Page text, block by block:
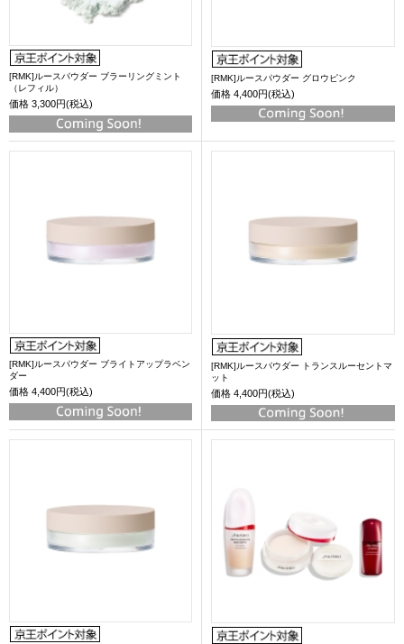
[RMK]ルースパウダー ブラーリングミント
（レフィル）
価格 3,300円(税込)
[RMK]ルースパウダー グロウピンク
価格 4,400円(税込)
[RMK]ルースパウダー ブライトアップラベン
ダー
価格 4,400円(税込)
[RMK]ルースパウダー トランスルーセントマ
ット
価格 4,400円(税込)